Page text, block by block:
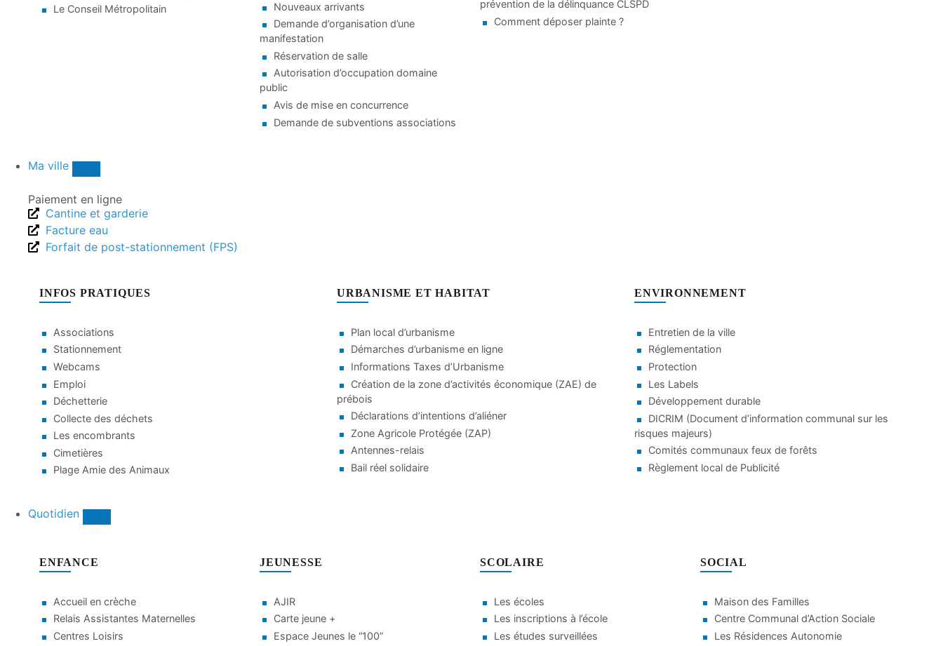
Le Conseil Métropolitain
Nouveaux arrivants
Demande d’organisation d’une
manifestation
Réservation de salle
Autorisation d’occupation domaine
public
Avis de mise en concurrence
Demande de subventions associations
prévention de la délinquance CLSPD
Comment déposer plainte ?
Ma ville
Paiement en ligne
Cantine et garderie
Facture eau
Forfait de post-stationnement (FPS)
INFOS PRATIQUES
Associations
Stationnement
Webcams
Emploi
Déchetterie
Collecte des déchets
Les encombrants
Cimetières
Plage Amie des Animaux
URBANISME ET HABITAT
Plan local d’urbanisme
Démarches d’urbanisme en ligne
Informations Taxes d’Urbanisme
Création de la zone d’activités économique (ZAE) de
prébois
Déclarations d’intentions d’aliéner
Zone Agricole Protégée (ZAP)
Antennes-relais
Bail réel solidaire
ENVIRONNEMENT
Entretien de la ville
Réglementation
Protection
Les Labels
Développement durable
DICRIM (Document d’information communal sur les
risques majeurs)
Comités communaux feux de forêts
Règlement local de Publicité
Quotidien
ENFANCE
Accueil en crèche
Relais Assistantes Maternelles
Centres Loisirs
JEUNESSE
AJIR
Carte jeune +
Espace Jeunes le “100”
SCOLAIRE
Les écoles
Les inscriptions à l’école
Les études surveillées
SOCIAL
Maison des Familles
Centre Communal d’Action Sociale
Les Résidences Autonomie